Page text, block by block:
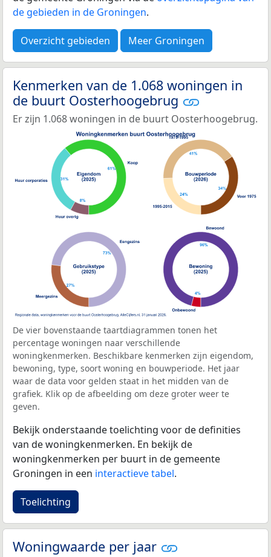
de gebieden in de Groningen.
Overzicht gebieden Meer Groningen
Kenmerken van de 1.068 woningen in
de buurt Oosterhoogebrug
Er zijn 1.068 woningen in de buurt Oosterhoogebrug.
De vier bovenstaande taartdiagrammen tonen het
percentage woningen naar verschillende
woningkenmerken. Beschikbare kenmerken zijn eigendom,
bewoning, type, soort woning en bouwperiode. Het jaar
waar de data voor gelden staat in het midden van de
grafiek. Klik op de afbeelding om deze groter weer te
geven.
Bekijk onderstaande toelichting voor de definities
van de woningkenmerken. En bekijk de
woningkenmerken per buurt in de gemeente
Groningen in een interactieve tabel.
Toelichting
Woningwaarde per jaar